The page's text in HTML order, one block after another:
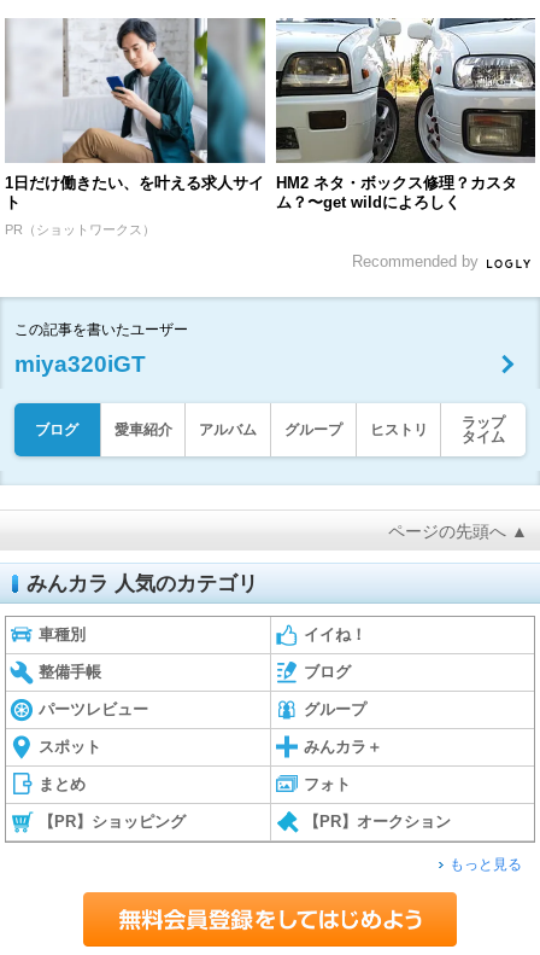
1日だけ働きたい、を叶える求人サイ
ト
PR（ショットワークス）
HM2 ネタ・ボックス修理？カスタ
ム？〜get wildによろしく
Recommended by
この記事を書いたユーザー
miya320iGT
ブログ 愛車紹介 アルバム グループ ヒストリ
ラップ
タイム
ページの先頭へ ▲
みんカラ 人気のカテゴリ
車種別 イイね！
整備手帳 ブログ
パーツレビュー グループ
スポット みんカラ＋
まとめ フォト
【PR】ショッピング 【PR】オークション
もっと見る